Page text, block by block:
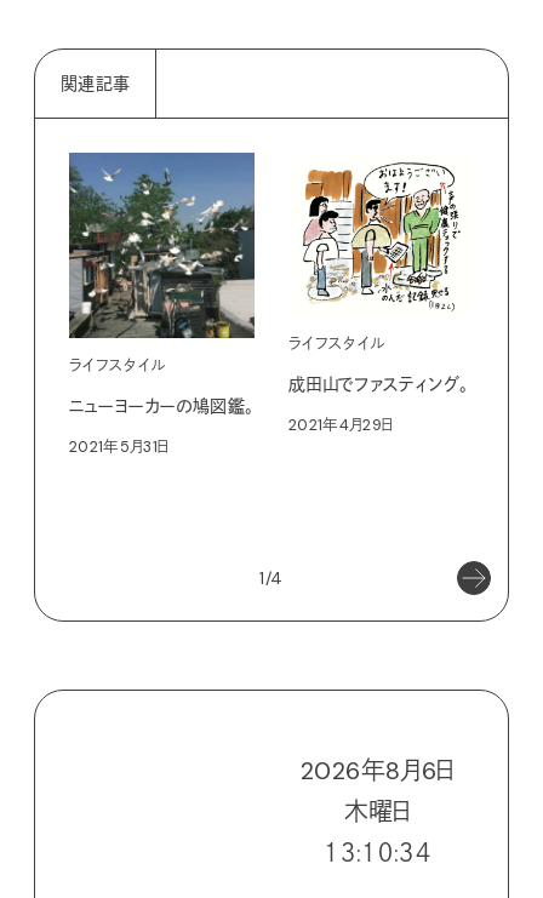
関連記事
ライフスタイル
ニューヨーカーの鳩図鑑。
2021年5月31日
ライフスタイル
成田山でファスティング。
2021年4月29日
1/4
2026年8月6日
木曜日
１３:１０:３５